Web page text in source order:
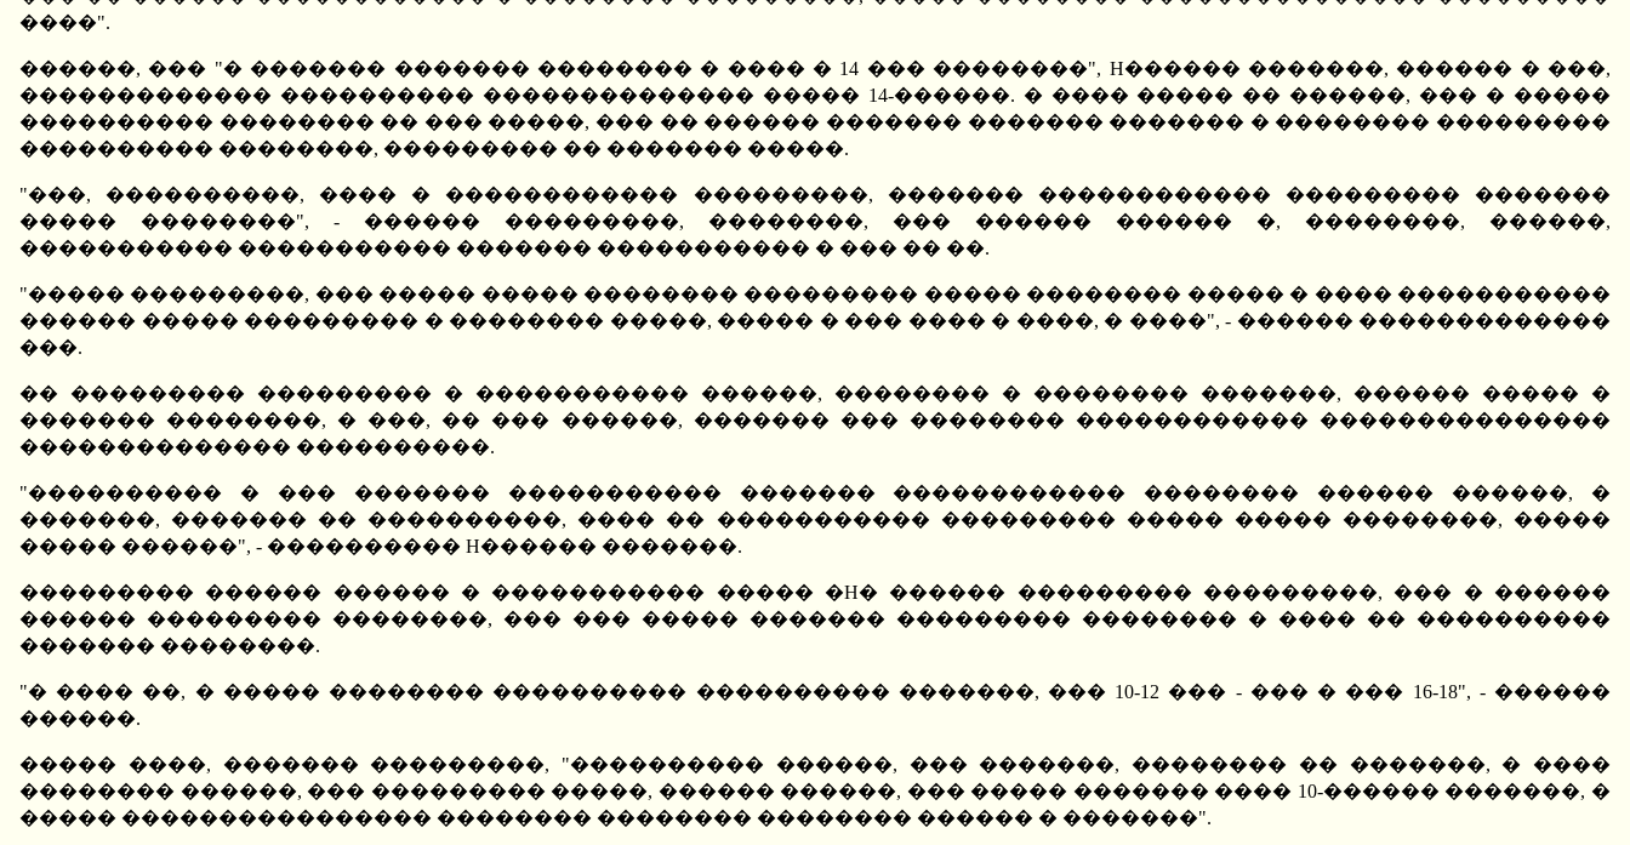
����".
������, ��� "� ������� ������� �������� � ���� � 14 ��� ��������", H������ �������, ������ � ���,
������������� ���������� �������������� ����� 14-������. � ���� ����� �� ������, ��� � �����
���������� �������� �� ��� �����, ��� �� ������ ������� ������� ������� � �������� ���������
���������� ��������, ��������� �� ������� �����.
"���, ����������, ���� � ������������ ���������, ������� ������������ ��������� �������
����� ��������", - ������ ���������, ��������, ��� ������ ������ �, ��������, ������,
����������� ����������� ������� ����������� � ��� �� ��.
"����� ���������, ��� ����� ����� �������� ��������� ����� �������� ����� � ���� �����������
������ ����� ��������� � �������� �����, ����� � ��� ���� � ����, � ����", - ������ �������������
���.
�� ��������� ��������� � ����������� ������, �������� � �������� �������, ������ ����� �
������� ��������, � ���, �� ��� ������, ������� ��� �������� ������������ ���������������
�������������� ����������.
"���������� � ��� ������� ����������� ������� ������������ �������� ������ ������, �
�������, ������� �� ����������, ���� �� ����������� ��������� ����� ����� ��������, �����
����� ������", - ���������� H������ �������.
��������� ������ ������ � ����������� ����� �H� ������ ��������� ���������, ��� � ������
������ ��������� ��������, ��� ��� ����� ������� ��������� �������� � ���� �� ����������
������� ��������.
"� ���� ��, � ����� �������� ���������� ���������� �������, ��� 10-12 ��� - ��� � ��� 16-18", - ������
������.
����� ����, ������� ���������, "���������� ������, ��� �������, �������� �� �������, � ����
�������� ������, ��� ��������� �����, ������ ������, ��� ����� ������� ���� 10-������ �������, �
����� ���������������� �������� �������� �������� ������ � �������".